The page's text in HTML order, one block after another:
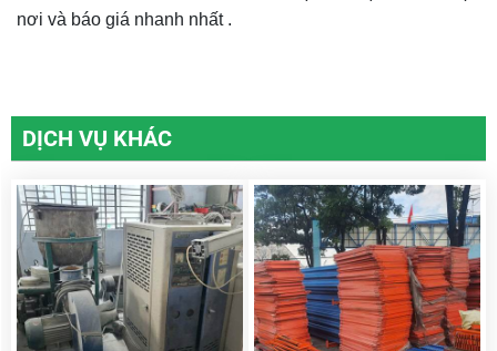
nơi và báo giá nhanh nhất .
DỊCH VỤ KHÁC